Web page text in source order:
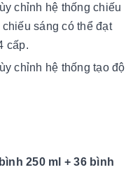
chỉnh hệ thống chiếu
sáng có thể đạt
cấp.
chỉnh hệ thống tạo độ
250 ml + 36 bình